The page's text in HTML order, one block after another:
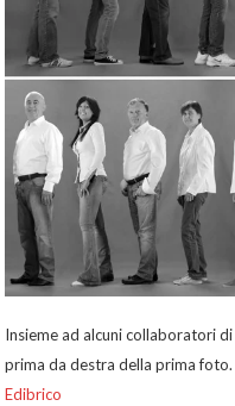
Insieme ad alcuni collaboratori di
prima da destra della prima foto.
Edibrico